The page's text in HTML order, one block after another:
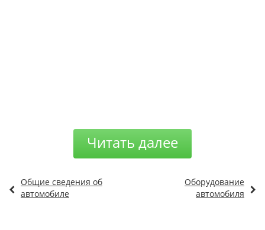
Читать далее
Общие сведения об
автомобиле
Оборудование
автомобиля